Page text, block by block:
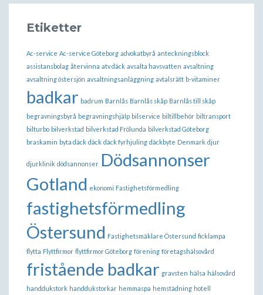
Etiketter
Ac-service Ac-service Göteborg advokatbyrå anteckningsblock
assistansbolag återvinna atv däck avsalta havsvatten avsaltning
avsaltning östersjön avsaltningsanläggning avtalsrätt b-vitaminer
badkar badrum Barnlås Barnlås skåp Barnlås till skåp
begravningsbyrå begravningshjälp bilservice biltillbehör biltransport
bilturbo bilverkstad bilverkstad Frölunda bilverkstad Göteborg
braskamin byta däck däck däck fyrhjuling däckbyte Denmark djur
djurklinik dödsannonser Dödsannonser
Gotland ekonomi Fastighetsförmedling
fastighetsförmedling
Östersund Fastighetsmäklare Östersund ficklampa
flytta Flyttfirmor flyttfirmor Göteborg förening företagshälsovård
fristående badkar gravsten hälsa hälsovård
handdukstork handdukstorkar hemmaspa hemstädning hotell